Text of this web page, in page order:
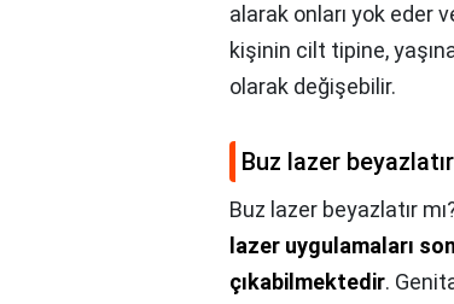
alarak onları yok eder
kişinin cilt tipine,
olarak değişebilir.
Buz lazer
Buz lazer beyazlatır
lazer uygulamaları
çıkabilmektedir.